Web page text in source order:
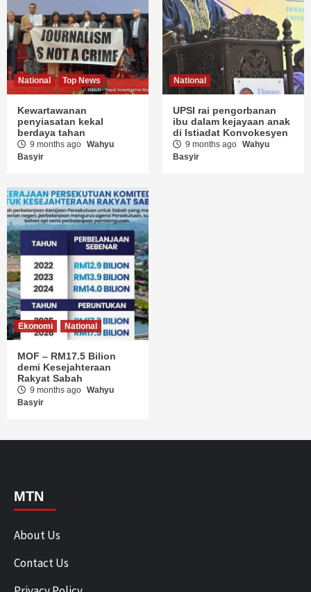
National Top News
Kewartawanan
penyiasatan kekal
berdaya tahan
9 months ago Wahyu
Basyir
National
UPSI rai pengorbanan
ibu dalam kejayaan anak
di Istiadat Konvokesyen
9 months ago Wahyu
Basyir
Ekonomi National
MOF – RM17.5 Bilion
demi Kesejahteraan
Rakyat Sabah
9 months ago Wahyu
Basyir
MTN
About Us
Contact Us